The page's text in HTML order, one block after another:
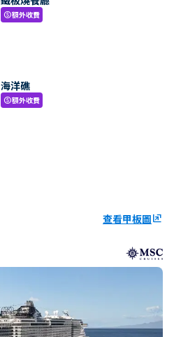
paid額外收費
海洋礁
paid額外收費
查看甲板圖ungroup